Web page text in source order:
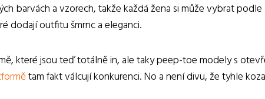
barvách a vzorech, takže každá žena si může vybrat
dodají outfitu šmrnc a eleganci.
které jsou teď totálně in, ale taky peep-toe modely s
tam fakt válcují konkurenci. No a není divu, že tyhle